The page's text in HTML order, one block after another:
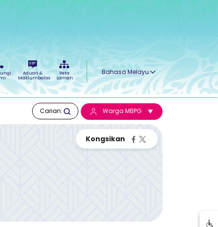
Aduan &
Maklumbalas
Peta
Laman
Select your language
Carian: Warga MBPG